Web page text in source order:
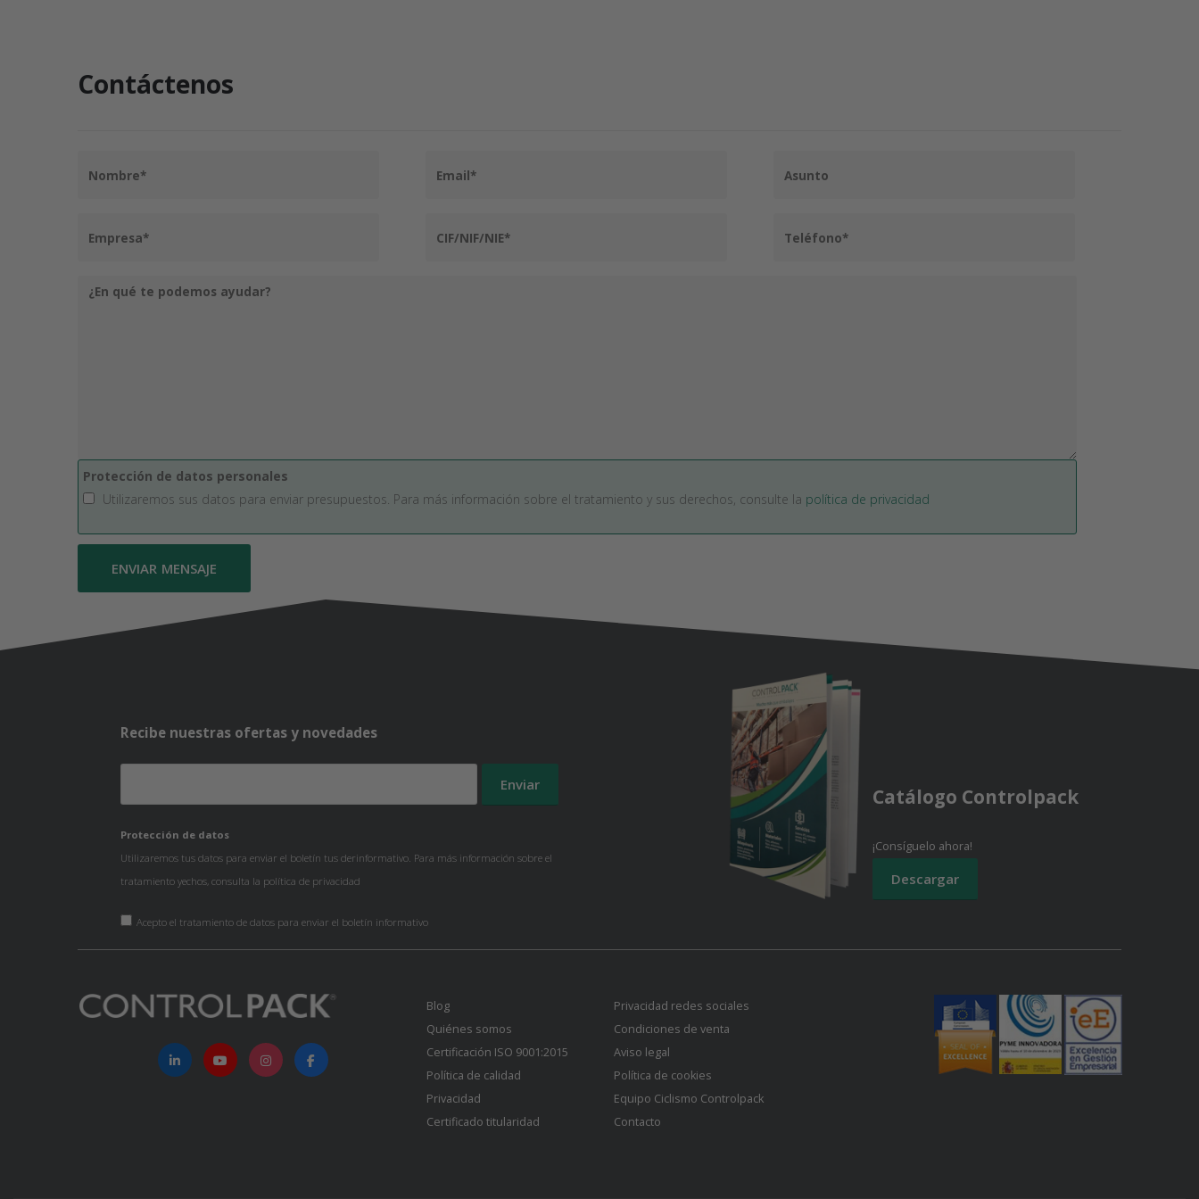
Contáctenos
Protección de datos personales
Utilizaremos sus datos para enviar presupuestos. Para más información sobre el tratamiento y sus derechos, consulte la política de privacidad
Recibe nuestras ofertas y novedades
Protección de datos
Utilizaremos tus datos para enviar el boletín tus derinformativo. Para más información sobre el
tratamiento yechos, consulta la política de privacidad
Acepto el tratamiento de datos para enviar el boletín informativo
Catálogo Controlpack
¡Consíguelo ahora!
Blog
Quiénes somos
Certificación ISO 9001:2015
Política de calidad
Privacidad
Certificado titularidad
Privacidad redes sociales
Condiciones de venta
Aviso legal
Política de cookies
Equipo Ciclismo Controlpack
Contacto